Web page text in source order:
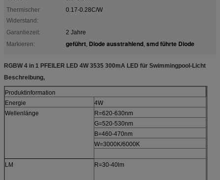
Thermischer
Widerstand:
0.17-0.28C/W
Garantiezeit:
2 Jahre
Markieren:
geführt, Diode ausstrahlend, smd führte Diode
RGBW 4 in 1 PFEILER LED 4W 3535 300mA LED für Swimmingpool-Licht
Beschreibung,
Produktinformation
Energie
4W
Wellenlänge
R=620-630nm
G=520-530nm
B=460-470nm
W=3000K/6000K
LM R=30-40lm